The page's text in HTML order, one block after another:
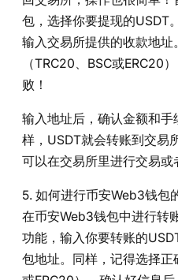
包，选择你要提现的USDT
输入交易所提供的收款地
（TRC20、BSC或ERC20
败！
输入地址后，确认金额和手
样，USDT就会转账到交易
可以在交易所里进行交易或
5. 如何进行币安Web3钱包
在币安Web3钱包中进行转
功能，输入你要转账的
包地址。同样，记得选择